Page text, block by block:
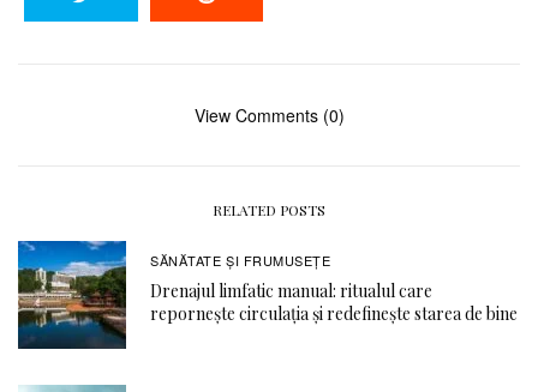
View Comments (0)
RELATED POSTS
SĂNĂTATE ŞI FRUMUSEȚE
Drenajul limfatic manual: ritualul care
repornește circulația și redefinește starea de bine